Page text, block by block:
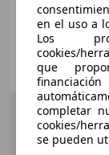
Particular
ES-41740 Lebrija
en el uso a
Los
cookies/
que
completar
cookies/
se pueden